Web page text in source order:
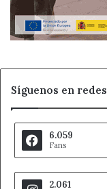
Síguenos en redes
6.059
Fans
2.061